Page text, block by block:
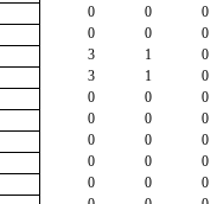
0 0 0
0 0 0
3 1 0
3 1 0
0 0 0
0 0 0
0 0 0
0 0 0
0 0 0